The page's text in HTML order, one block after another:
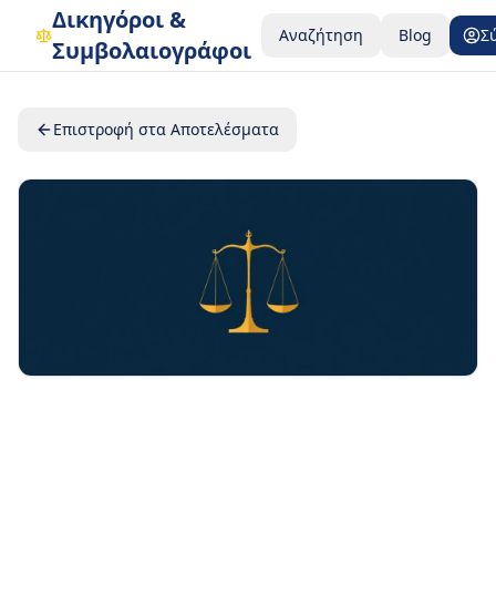
Δικηγόροι &
Συμβολαιογράφοι
Αναζήτηση Blog
Επιστροφή στα Αποτελέσματα